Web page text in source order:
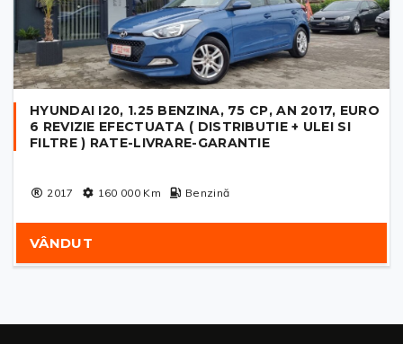
HYUNDAI I20, 1.25 BENZINA, 75 CP, AN 2017, EURO
6 REVIZIE EFECTUATA ( DISTRIBUTIE + ULEI SI
FILTRE ) RATE-LIVRARE-GARANTIE
2017 160 000Km Benzină
VÂNDUT